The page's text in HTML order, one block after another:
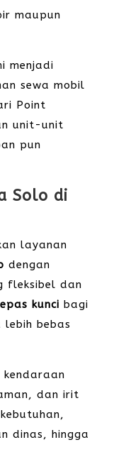
maupun
menjadi
sewa mobil
Point
unit-unit
pun
Solo di
layanan
dengan
fleksibel dan
kunci bagi
lebih bebas
kendaraan
dan irit
dinas, hingga